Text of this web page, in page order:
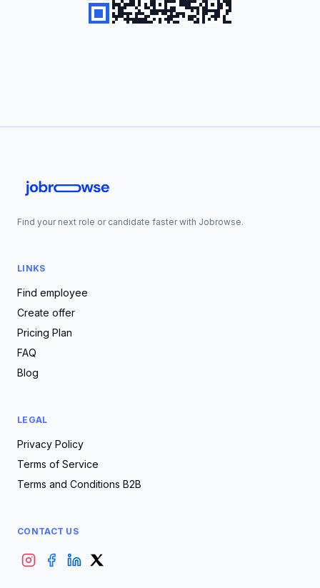
Find your next role or candidate faster with Jobrowse.
LINKS
Find employee
Create offer
Pricing Plan
FAQ
Blog
LEGAL
Privacy Policy
Terms of Service
Terms and Conditions B2B
CONTACT US